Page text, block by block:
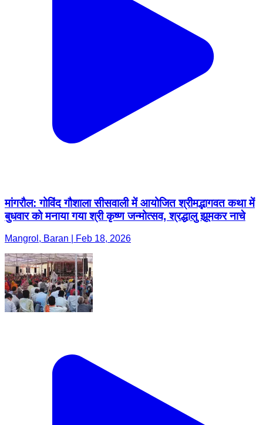
मांगरौल: गोविंद गौशाला सीसवाली में आयोजित श्रीमद्भागवत कथा में
बुधवार को मनाया गया श्री कृष्ण जन्मोत्सव, श्रद्धालु झूमकर नाचे
Mangrol, Baran | Feb 18, 2026